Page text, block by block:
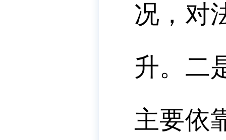
况 ，
升。 二
主要依